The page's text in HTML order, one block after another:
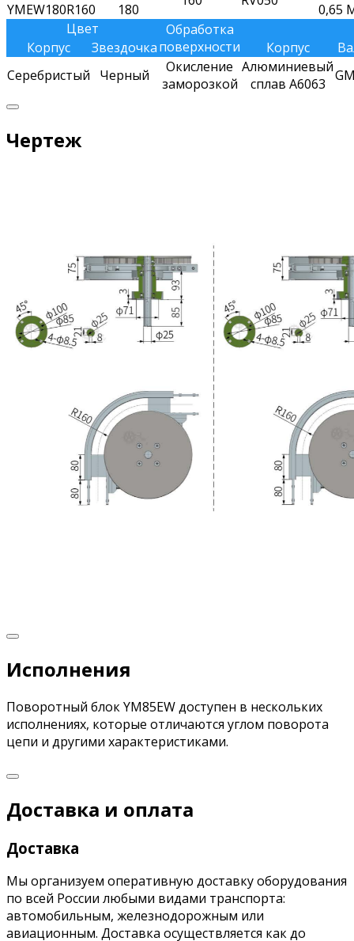
YMEW180R160 180
0,65
Цвет
Обработка
поверхности
Корпус Звездочка Корпус
Серебристый
Черный
Окисление
заморозкой
Алюминиевый
сплав A6063
Чертеж
Исполнения
Поворотный блок YM85EW доступен в нескольких
исполнениях, которые отличаются углом поворота
цепи и другими характеристиками.
Доставка и оплата
Доставка
Мы организуем оперативную доставку оборудования
по всей России любыми видами транспорта:
автомобильным, железнодорожным или
авиационным. Доставка осуществляется как до